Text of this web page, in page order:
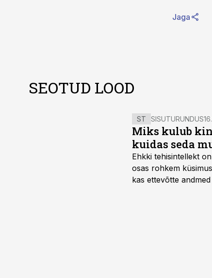
Jaga
SEOTUD LOOD
ST SISUTURUNDUS
Miks kulub
kuidas seda
Ehkki tehisintellekt
osas rohkem
kas ettevõtte